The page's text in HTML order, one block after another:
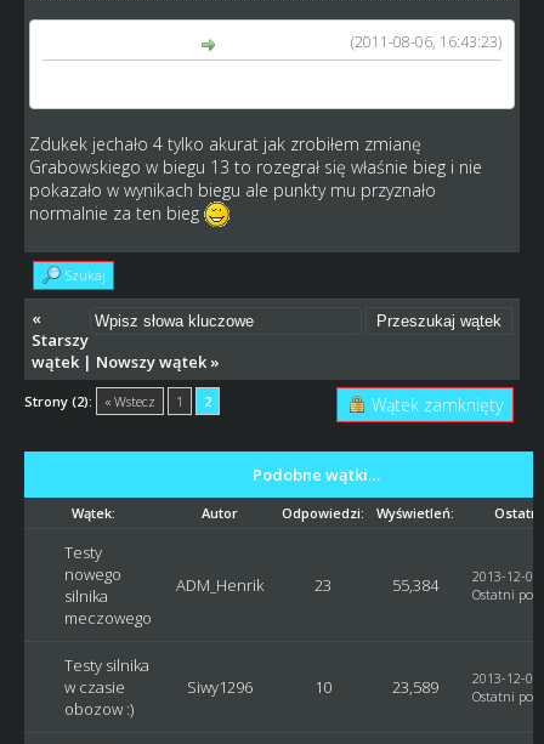
(2011-08-06, 16:43:23)
Zdukek jechało 4 tylko akurat jak zrobiłem zmianę
Grabowskiego w biegu 13 to rozegrał się właśnie bieg i nie
pokazało w wynikach biegu ale punkty mu przyznało
normalnie za ten bieg
Szukaj
«
Starszy
wątek| Nowszy wątek»
Strony (2): « Wstecz 1 2 Wątek zamknięty
Podobne wątki…
Wątek: Autor Odpowiedzi: Wyświetleń:
Testy
nowego
silnika
meczowego
ADM_Henrik 23 55,384
2013-12-
Ostatni post
Testy silnika
w czasie
obozow :)
Siwy1296 10 23,589
2013-12-
Ostatni post